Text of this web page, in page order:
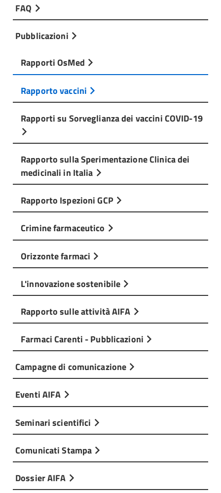
FAQ
Pubblicazioni
Rapporti OsMed
Rapporto vaccini
Rapporti su Sorveglianza dei vaccini COVID-19
Rapporto sulla Sperimentazione Clinica dei
medicinali in Italia
Rapporto Ispezioni GCP
Crimine farmaceutico
Orizzonte farmaci
L'innovazione sostenibile
Rapporto sulle attività AIFA
Farmaci Carenti - Pubblicazioni
Campagne di comunicazione
Eventi AIFA
Seminari scientifici
Comunicati Stampa
Dossier AIFA